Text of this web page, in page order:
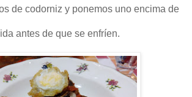
de codorniz y ponemos uno encima de
antes de que se enfríen.